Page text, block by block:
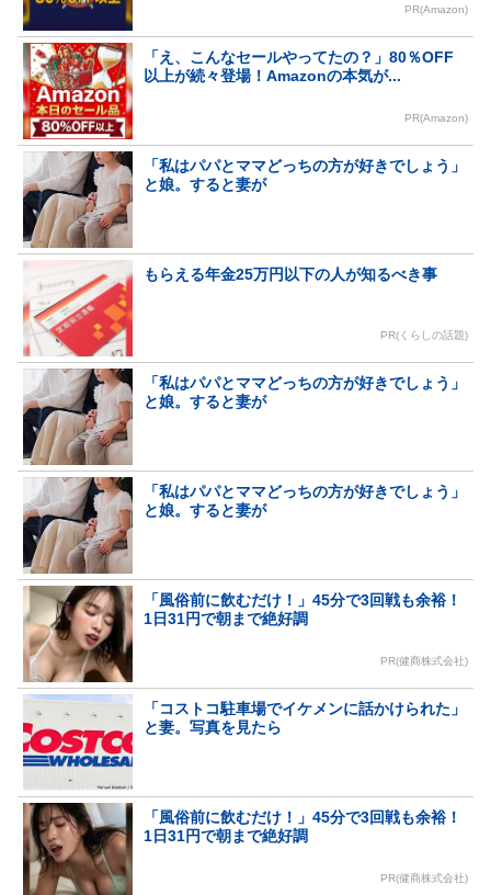
PR(Amazon)
「え、こんなセールやってたの？」80％OFF
以上が続々登場！Amazonの本気が...
PR(Amazon)
「私はパパとママどっちの方が好きでしょう」
と娘。すると妻が
もらえる年金25万円以下の人が知るべき事
PR(くらしの話題)
「私はパパとママどっちの方が好きでしょう」
と娘。すると妻が
「私はパパとママどっちの方が好きでしょう」
と娘。すると妻が
「風俗前に飲むだけ！」45分で3回戦も余裕！
1日31円で朝まで絶好調
PR(健商株式会社)
「コストコ駐車場でイケメンに話かけられた」
と妻。写真を見たら
「風俗前に飲むだけ！」45分で3回戦も余裕！
1日31円で朝まで絶好調
PR(健商株式会社)